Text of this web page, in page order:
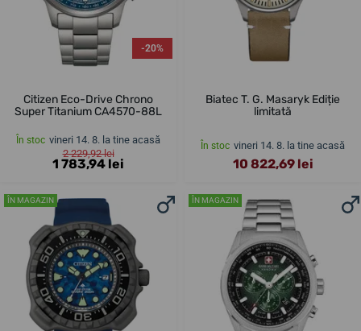
-20%
Citizen Eco-Drive Chrono
Super Titanium CA4570-88L
În stoc vineri 14. 8. la tine acasă
2 229,92 lei
1 783,94 lei
Biatec T. G. Masaryk Ediție
limitată
În stoc vineri 14. 8. la tine acasă
10 822,69 lei
ÎN MAGAZIN ÎN MAGAZIN